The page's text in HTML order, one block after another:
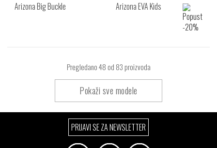
Arizona Big Buckle Arizona EVA Kids
Pregledano48 od 83 proizvoda
Pokaži sve modele
PRIJAVI SE ZA NEWSLETTER